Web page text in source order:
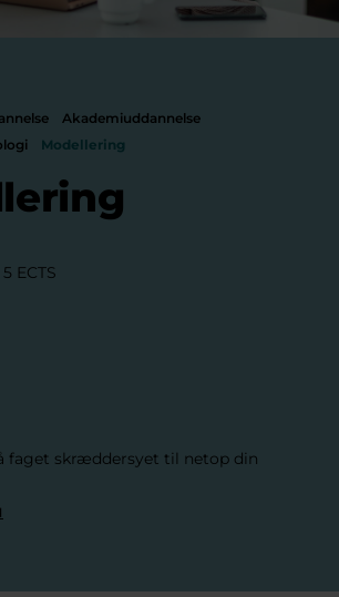
Akademiuddannelse
Modellering
ECTS
faget skræddersyet til netop din